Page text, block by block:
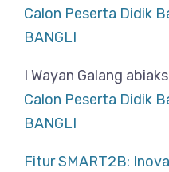
Calon Peserta Didik
BANGLI
I Wayan Galang
Calon Peserta Didik
BANGLI
Fitur SMART2B: